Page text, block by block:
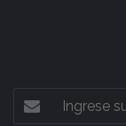
Ingrese
su